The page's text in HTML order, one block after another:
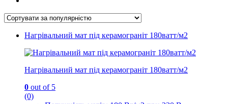
Нагрівальний мат під керамограніт 180ватт/м2
Нагрівальний мат під керамограніт 180ватт/м2
0 out of 5
(0)